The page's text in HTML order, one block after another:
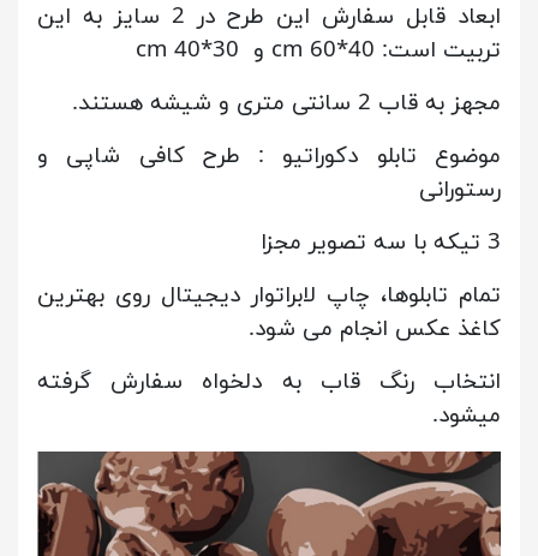
ابعاد قابل سفارش این طرح در 2 سایز به این
تربیت است: 40*60 cm و 30*40 cm
مجهز به قاب 2 سانتی متری و شیشه هستند.
موضوع تابلو دکوراتیو : طرح کافی شاپی و
رستورانی
3 تیکه با سه تصویر مجزا
تمام تابلوها، چاپ لابراتوار دیجیتال روی بهترین
کاغذ عکس انجام می شود.
انتخاب رنگ قاب به دلخواه سفارش گرفته
میشود.